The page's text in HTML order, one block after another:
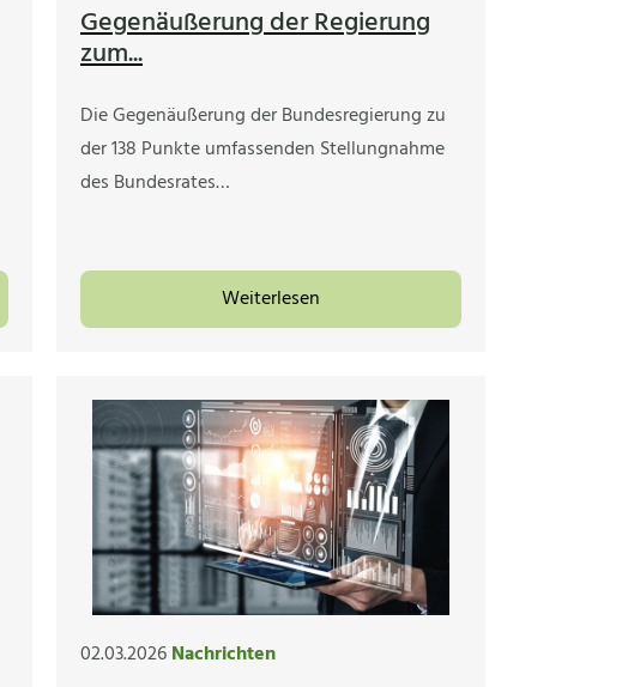
Gegenäußerung der Regierung
zum...
Die Gegenäußerung der Bundesregierung zu
der 138 Punkte umfassenden Stellungnahme
des Bundesrates…
Weiterlesen
02.03.2026Nachrichten